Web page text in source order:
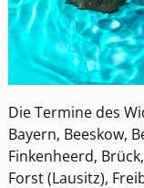
Die Termine des
Bayern, Beeskow,
Finkenheerd,
Forst (Lausitz),